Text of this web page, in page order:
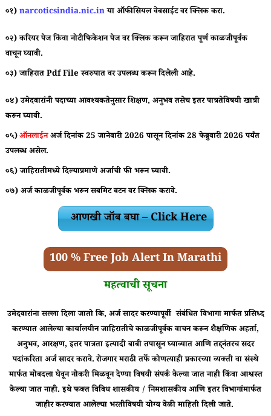
०१)narcoticsindia.nic.inया ऑफीसियल वेबसाईट वर क्लिक करा.
०२) करियर पेज किंवा नोटीफिकेशन पेज वर क्लिक करून जाहिरात पूर्ण काळजीपूर्वक
वाचून घ्यावी.
०३) जाहिरातPdf File स्वरुपात वर उपलब्ध करून दिलेली आहे.
०४) उमेदवारांनी पदाच्या आवश्यकतेनुसार शिक्षण, अनुभव तसेच इतर पात्रतेविषयी खात्री
करून घ्यावी.
०५)ऑनलाईनअर्ज दिनांक 25 जानेवारी 2026 पासून दिनांक 28 फेब्रुवारी 2026 पर्यंत
उपलब्ध असेल.
०६) जाहिरातीमध्ये दिल्याप्रमाणे अर्जाची फी भरून घ्यावी.
०७) अर्ज काळजीपूर्वक भरून सबमिट बटन वर क्लिक करावे.
आणखी जॉब बघा – Click Here
100 % Free Job Alert In Marathi
महत्वाची सूचना
उमेदवारांना सल्ला दिला जातो कि, अर्ज सादर करण्यापूर्वी संबंधित विभागा मार्फत प्रसिध्द
करण्यात आलेल्या कार्यालयीन जाहिरातीचे काळजीपूर्वक वाचन करून शैक्षणिक अहर्ता,
अनुभव, आरक्षण, इतर पात्रता इत्यादी बाबी तपासून घ्याव्यात आणि तद्द्नंतरच सदर
पदांकरिता अर्ज सादर करावे. रोजगार मराठी तर्फे कोणत्याही प्रकारच्या व्यक्ती वा संस्थे
मार्फत मोबदला घेवून नोकरी मिळवून देण्या विषयी संपर्क केल्या जात नाही किंवा आश्वस्त
केल्या जात नाही. इथे फक्त विविध शासकीय / निमशासकीय आणि इतर विभागांमार्फत
जाहीर करण्यात आलेल्या भरतीविषयी योग्य वेळी माहिती दिली जाते.